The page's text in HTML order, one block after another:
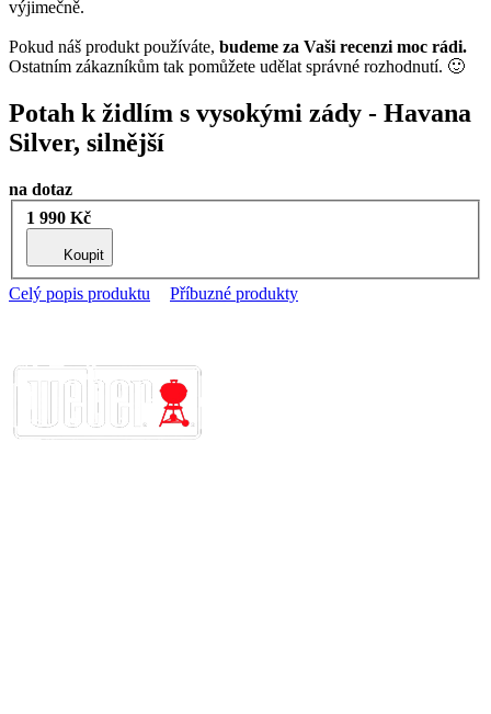
výjimečně.
Pokud náš produkt používáte, budeme za Vaši recenzi moc rádi.
Ostatním zákazníkům tak pomůžete udělat správné rozhodnutí. 🙂
Potah k židlím s vysokými zády - Havana
Silver, silnější
na dotaz
1 990 Kč
Koupit
Celý popis produktu Příbuzné produkty